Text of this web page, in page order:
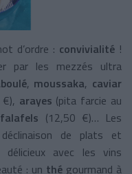
d’ordre : convivialité !
par les mezzés ultra
, moussaka, caviar
arayes (pita farcie au
falafels (12,50 €)… Les
de plats et
délicieux avec les vins
: un thé gourmand à